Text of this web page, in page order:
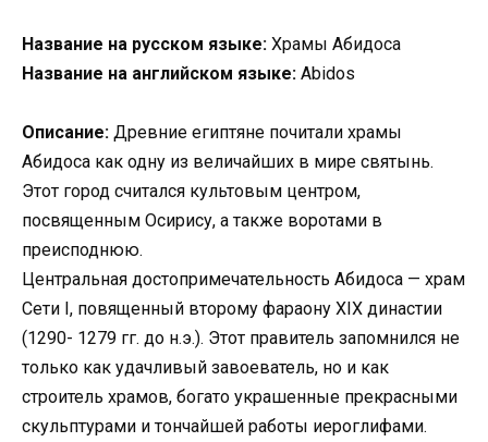
Название на русском языке: Храмы Абидоса
Название на английском языке: Abidos
Описание: Древние египтяне почитали храмы
Абидоса как одну из величайших в мире святынь.
Этот город считался культовым центром,
посвященным Осирису, а также воротами в
преисподнюю.
Центральная достопримечательность Абидоса — храм
Сети I, повященный второму фараону XIX династии
(1290- 1279 гг. до н.э.). Этот правитель запомнился не
только как удачливый завоеватель, но и как
строитель храмов, богато украшенные прекрасными
скульптурами и тончайшей работы иероглифами.